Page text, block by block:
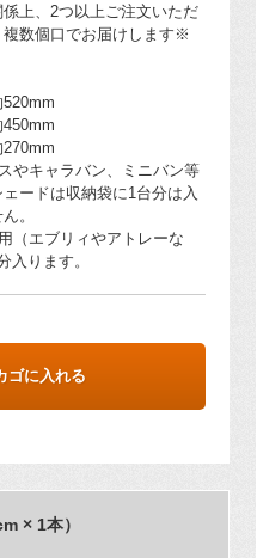
上、2つ以上ご注文いただ
複数個口でお届けします※
520mm
450mm
270mm
やキャラバン、ミニバン等
ードは収納袋に1台分は入
。
（エブリィやアトレーな
入ります。
ゴに入れる
× 1本）